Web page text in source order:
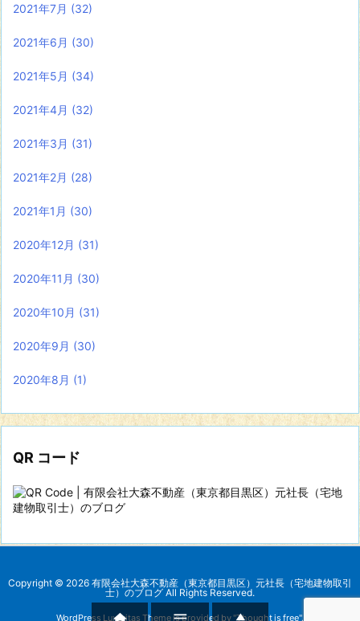
2021年7月 (32)
2021年6月 (30)
2021年5月 (34)
2021年4月 (32)
2021年3月 (31)
2021年2月 (28)
2021年1月 (30)
2020年12月 (31)
2020年11月 (30)
2020年10月 (31)
2020年9月 (30)
2020年8月 (1)
QR コード
Copyright © 2026 有限会社大森不動産（東京都目黒区）元社長（宅地建物取引
士）のブログ All Rights Reserved.
WordPress Luxeritas Theme is provided by "Thought is free".